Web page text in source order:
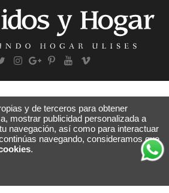
y de terceros para obtener
mostrar publicidad personalizada a
navegación, así como para interactuar
navegando, consideramos que
.